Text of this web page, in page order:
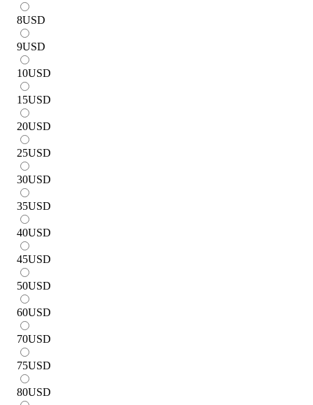
8USD
9USD
10USD
15USD
20USD
25USD
30USD
35USD
40USD
45USD
50USD
60USD
70USD
75USD
80USD